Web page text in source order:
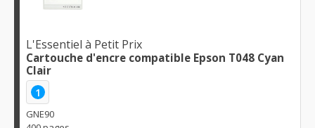
L'Essentiel à Petit Prix
Cartouche d'encre compatible Epson T048 Cyan
Clair
1
GNE90